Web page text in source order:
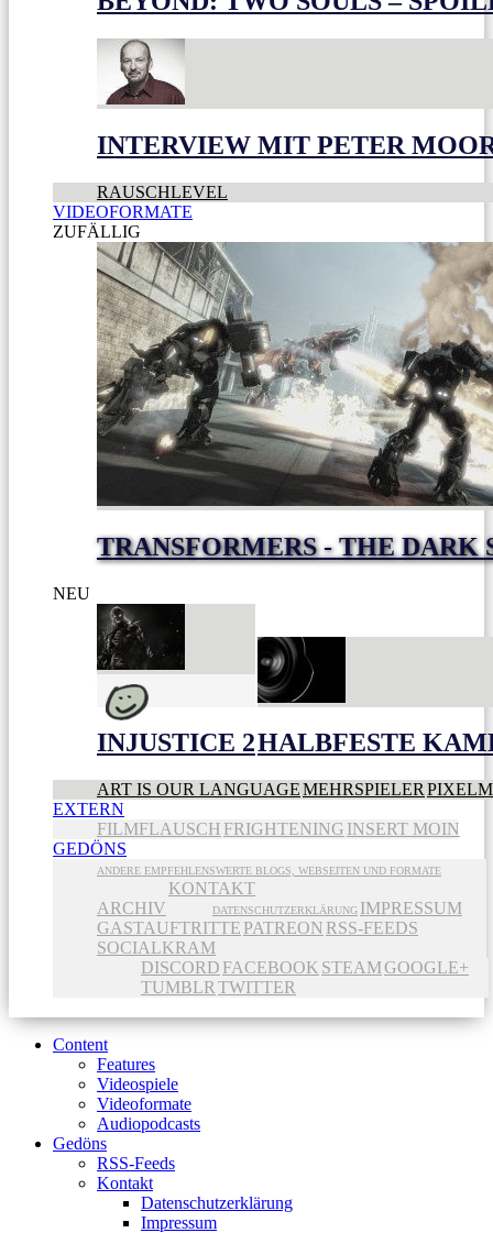
INTERVIEW MIT PETER
RAUSCHLEVEL
VIDEOFORMATE
ZUFÄLLIG
TRANSFORMERS - THE DARK
NEU
INJUSTICE 2HALBFESTE
ART IS OUR LANGUAGEMEHRSPIELER
EXTERN
FILMFLAUSCH FRIGHTENING INSERT MOIN
GEDÖNS
ANDERE EMPFEHLENSWERTE BLOGS, WEBSEITEN UND FORMATE
ARCHIV
KONTAKT
DATENSCHUTZERKLÄRUNG IMPRESSUM
GASTAUFTRITTE PATREON RSS-FEEDS
SOCIALKRAM
DISCORD FACEBOOK STEAMGOOGLE+
TUMBLR TWITTER
Content
Features
Videospiele
Videoformate
Audiopodcasts
Gedöns
RSS-Feeds
Kontakt
Datenschutzerklärung
Impressum